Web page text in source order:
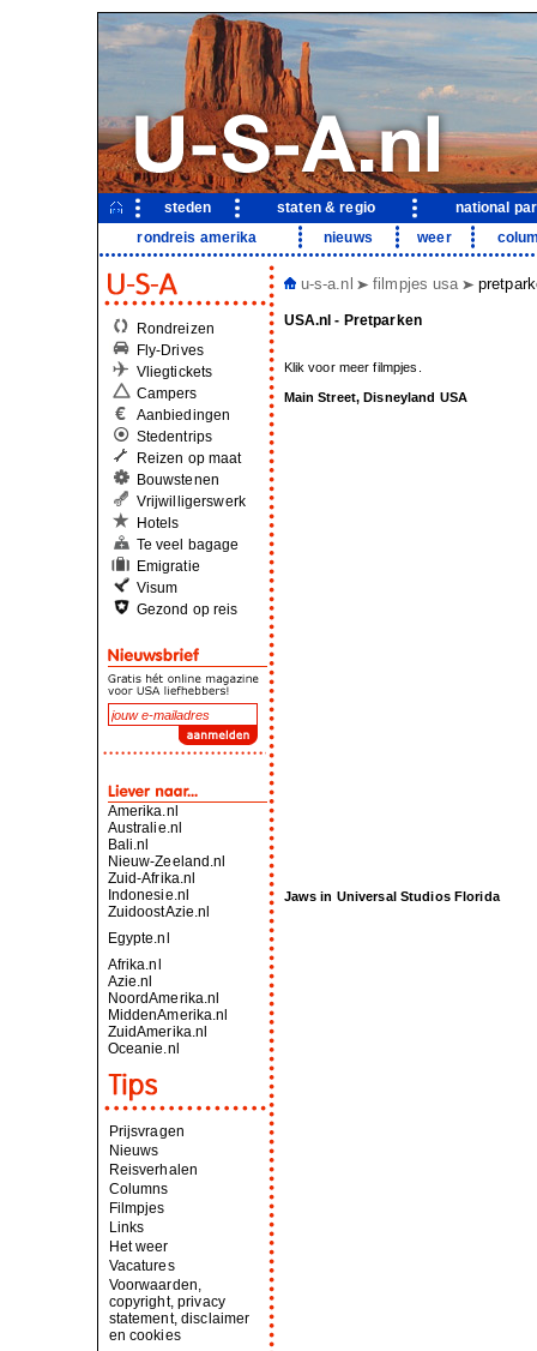
steden staten & regio
national
rondreis amerika
nieuws weer
Rondreizen
Fly-Drives
Vliegtickets
Campers
Aanbiedingen
Stedentrips
Reizen op maat
Bouwstenen
Vrijwilligerswerk
Hotels
Te veel bagage
Emigratie
Visum
Gezond op reis
Amerika.nl
Australie.nl
Bali.nl
Nieuw-Zeeland.nl
Zuid-Afrika.nl
Indonesie.nl
ZuidoostAzie.nl
Egypte.nl
Afrika.nl
Azie.nl
NoordAmerika.nl
MiddenAmerika.nl
ZuidAmerika.nl
Oceanie.nl
Prijsvragen
Nieuws
Reisverhalen
Columns
Filmpjes
Links
Het weer
Vacatures
Voorwaarden,
copyright, privacy
statement, disclaimer
en cookies
u-s-a.nl filmpjes usa
USA.nl - Pretparken
Klik voor meer filmpjes.
Main Street, Disneyland USA
Jaws in Universal Studios Florida